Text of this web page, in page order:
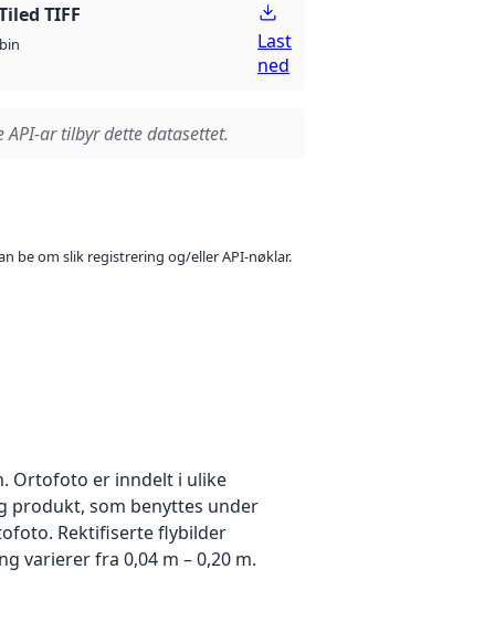
TIFF
bin
Last
ned
API-ar tilbyr dette datasettet.
be om slik registrering og/eller API-nøklar.
Ortofoto er inndelt i ulike
produkt, som benyttes under
Rektifiserte flybilder
varierer fra 0,04 m – 0,20 m.